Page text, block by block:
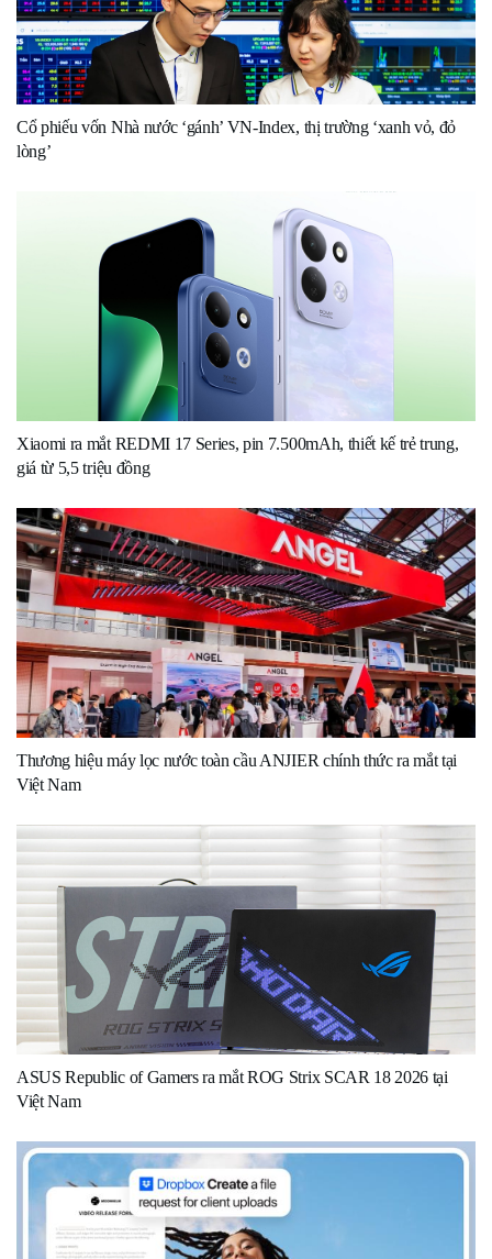
Cổ phiếu vốn Nhà nước ‘gánh’ VN-Index, thị trường ‘xanh vỏ, đỏ
lòng’
Xiaomi ra mắt REDMI 17 Series, pin 7.500mAh, thiết kế trẻ trung,
giá từ 5,5 triệu đồng
Thương hiệu máy lọc nước toàn cầu ANJIER chính thức ra mắt tại
Việt Nam
ASUS Republic of Gamers ra mắt ROG Strix SCAR 18 2026 tại
Việt Nam